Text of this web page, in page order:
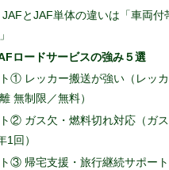
とJAF単体の違いは「車両付
ロードサービスの強み５選
① レッカー搬送が強い（レッ
無制限／無料）
② ガス欠・燃料切れ対応（ガ
1回）
ト③ 帰宅支援・旅行継続サポー